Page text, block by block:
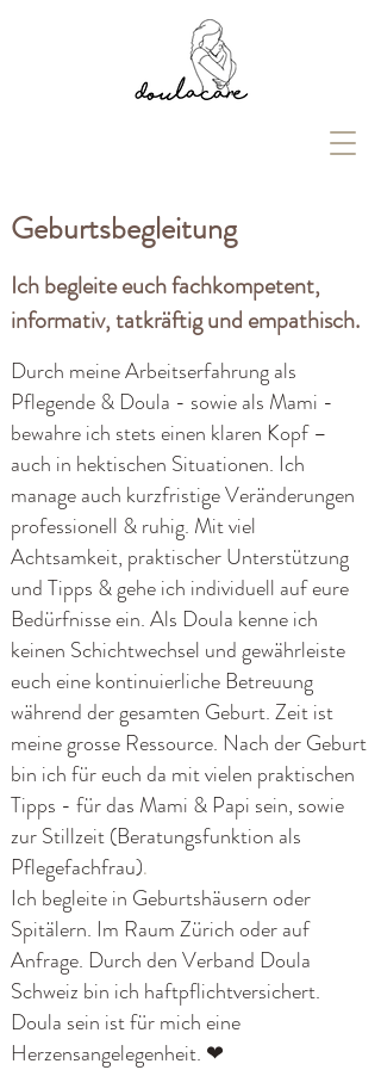
Geburtsbegleitung
Ich begleite euch fachkompetent,
informativ, tatkräftig und empathisch.
für Paare, Alleinstehende,
Patchworkfamilien und
Gleichgeschlechtliche...
Durch meine Arbeitserfahrung als
Pflegende & Doula - sowie als Mami -
bewahre ich stets einen klaren Kopf –
auch in hektischen Situationen. Ich
manage auch kurzfristige Veränderungen
professionell & ruhig. Mit viel
Achtsamkeit, praktischer Unterstützung
und Tipps & gehe ich individuell auf eure
Bedürfnisse ein. Als Doula kenne ich
keinen Schichtwechsel und gewährleiste
euch eine kontinuierliche Betreuung
während der gesamten Geburt. Zeit ist
meine grosse Ressource. Nach der Geburt
bin ich für euch da mit vielen praktischen
Tipps - für das Mami & Papi sein, sowie
zur Stillzeit (Beratungsfunktion als
Pflegefachfrau).
Ich begleite in Geburtshäusern oder
Spitälern. Im Raum Zürich oder auf
Anfrage. Durch den Verband Doula
Schweiz bin ich haftpflichtversichert.
Doula sein ist für mich eine
Herzensangelegenheit. ❤